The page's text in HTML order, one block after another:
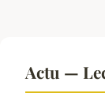
Actu —